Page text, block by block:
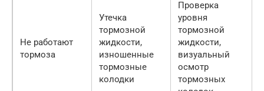
Не работают
тормоза
Утечка
тормозной
жидкости,
изношенные
тормозные
колодки
Проверка
уровня
тормозной
жидкости,
визуальный
осмотр
тормозных